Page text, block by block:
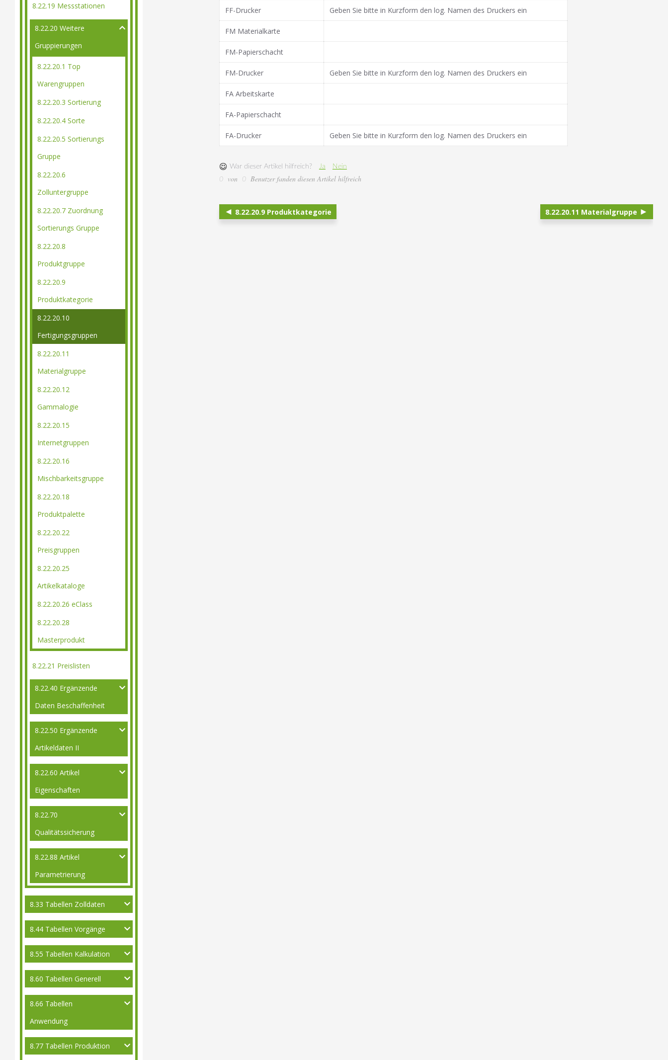
8.22.19 Messstationen
8.22.20 Weitere
Gruppierungen
8.22.20.1 Top
Warengruppen
8.22.20.3 Sortierung
8.22.20.4 Sorte
8.22.20.5 Sortierungs
Gruppe
8.22.20.6
Zolluntergruppe
8.22.20.7 Zuordnung
Sortierungs Gruppe
8.22.20.8
Produktgruppe
8.22.20.9
Produktkategorie
8.22.20.10
Fertigungsgruppen
8.22.20.11
Materialgruppe
8.22.20.12
Gammalogie
8.22.20.15
Internetgruppen
8.22.20.16
Mischbarkeitsgruppe
8.22.20.18
Produktpalette
8.22.20.22
Preisgruppen
8.22.20.25
Artikelkataloge
8.22.20.26 eClass
8.22.20.28
Masterprodukt
8.22.21 Preislisten
8.22.40 Ergänzende
Daten Beschaffenheit
8.22.50 Ergänzende
Artikeldaten II
8.22.60 Artikel
Eigenschaften
8.22.70
Qualitätssicherung
8.22.88 Artikel
Parametrierung
8.33 Tabellen Zolldaten
8.44 Tabellen Vorgänge
8.55 Tabellen Kalkulation
8.60 Tabellen Generell
8.66 Tabellen
Anwendung
8.77 Tabellen Produktion
FF-Drucker Geben Sie bitte in Kurzform den log. Namen des Druckers ein
FM Materialkarte
FM-Papierschacht
FM-Drucker Geben Sie bitte in Kurzform den log. Namen des Druckers ein
FA Arbeitskarte
FA-Papierschacht
FA-Drucker Geben Sie bitte in Kurzform den log. Namen des Druckers ein
War dieser Artikel hilfreich? Ja
Nein
0
von 0 Benutzer fanden diesen Artikel hilfreich
8.22.20.9 Produktkategorie 8.22.20.11 Materialgruppe